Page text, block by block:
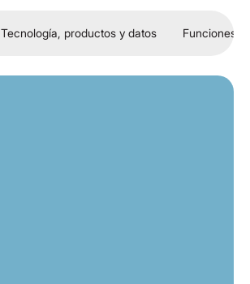
Tecnología, productos y datos Funciones